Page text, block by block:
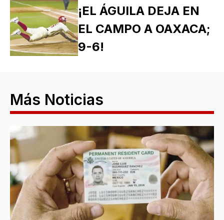
¡EL ÁGUILA DEJA EN
EL CAMPO A OAXACA;
9-6!
Más Noticias